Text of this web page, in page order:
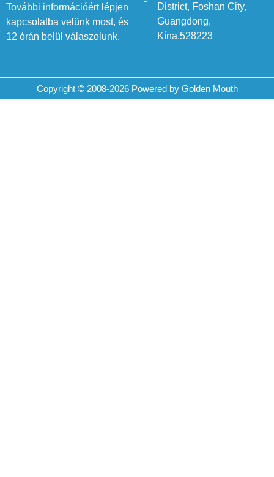
További információért lépjen
kapcsolatba velünk most, és
12 órán belül válaszolunk.
District, Foshan City,
Guangdong,
Kína.528223
Copyright © 2008-2026 Powered by Golden Mouth